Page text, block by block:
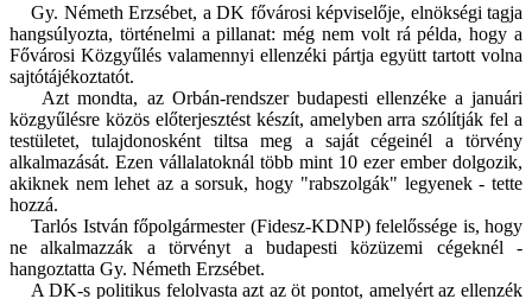
Gy. Németh Erzsébet, a DK fővárosi képviselője, elnökségi tagja
hangsúlyozta, történelmi a pillanat: még nem volt rá példa, hogy a
Fővárosi Közgyűlés valamennyi ellenzéki pártja együtt tartott volna
sajtótájékoztatót.
Azt mondta, az Orbán-rendszer budapesti ellenzéke a januári
közgyűlésre közös előterjesztést készít, amelyben arra szólítják fel a
testületet, tulajdonosként tiltsa meg a saját cégeinél a törvény
alkalmazását. Ezen vállalatoknál több mint 10 ezer ember dolgozik,
akiknek nem lehet az a sorsuk, hogy "rabszolgák" legyenek - tette
hozzá.
Tarlós István főpolgármester (Fidesz-KDNP) felelőssége is, hogy
ne alkalmazzák a törvényt a budapesti közüzemi cégeknél -
hangoztatta Gy. Németh Erzsébet.
A DK-s politikus felolvasta azt az öt pontot, amelyért az ellenzék